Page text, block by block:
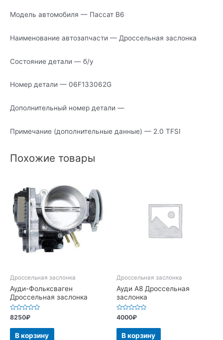
Модель автомобиля — Пассат В6
Наименование автозапчасти — Дроссельная заслонка
Состояние детали — б/у
Номер детали — 06F133062G
Дополнительный номер детали —
Примечание (дополнительные данные) — 2.0 TFSI
Похожие товары
Дроссельная заслонка
Ауди-Фольксваген
Дроссельная заслонка
Оценка
0
из
8250₽
В корзину
Дроссельная заслонка
Ауди А8 Дроссельная
заслонка
Оценка
0
из
4000₽
В корзину